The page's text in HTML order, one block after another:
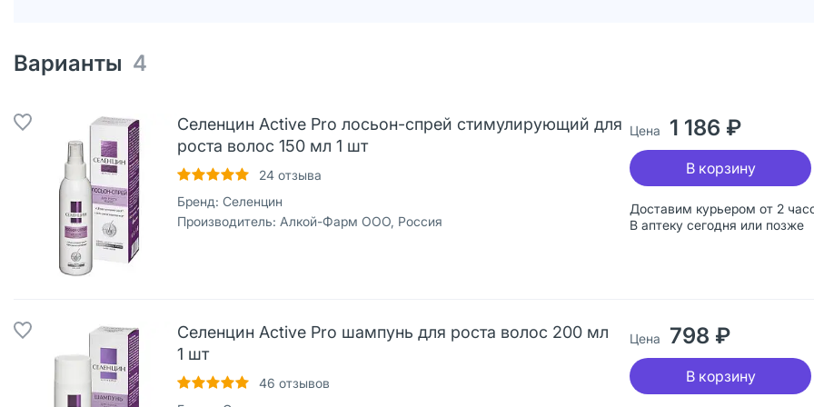
Варианты 4
Селенцин Active Pro лосьон-спрей стимулирующий для
роста волос 150 мл 1 шт
24 отзыва
Бренд: Селенцин
Производитель: Алкой-Фарм ООО, Россия
Доставим курьером от 2
В аптеку сегодня или позже
Цена 1 186 ₽
В корзину
Селенцин Active Pro шампунь для роста волос 200 мл
1 шт
46 отзывов
Цена 798 ₽
В корзину